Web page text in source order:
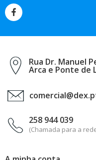
Rua Dr. Manuel
Arca e Ponte de
258 944 039
(Chamada para a